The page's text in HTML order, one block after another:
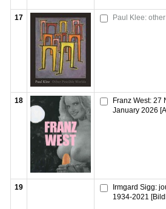
17 Paul Klee:
18
Franz West: 27
January 2026
19
Irmgard Sigg:
1934-2021